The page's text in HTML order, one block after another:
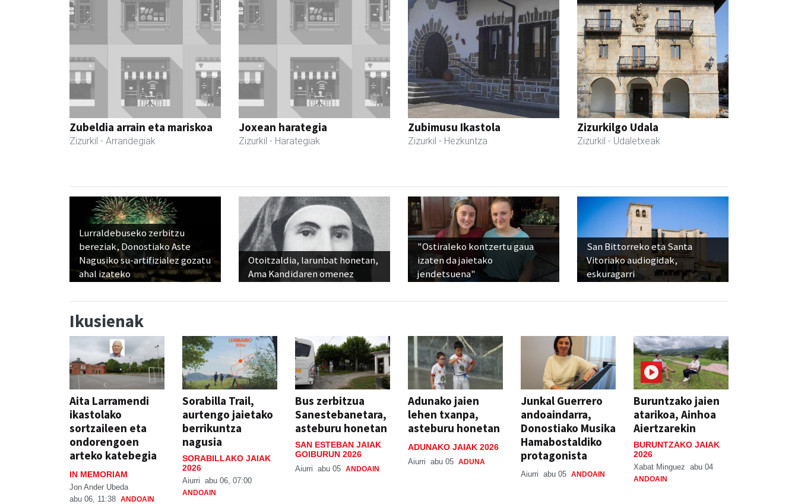
Zubeldia arrain eta mariskoa
Zizurkil - Arrandegiak
Joxean harategia
Zizurkil - Harategiak
Zubimusu Ikastola
Zizurkil - Hezkuntza
Zizurkilgo Udala
Zizurkil - Udaletxeak
Lurraldebuseko zerbitzu
bereziak, Donostiako Aste
Nagusiko su-artifizialez gozatu
ahal izateko
Otoitzaldia, larunbat honetan,
Ama Kandidaren omenez
"Ostiraleko kontzertu gaua
izaten da jaietako
jendetsuena"
San Bittorreko eta Santa
Vitoriako audiogidak,
eskuragarri
Ikusienak
Aita Larramendi
ikastolako
sortzaileen eta
ondorengoen
arteko katebegia
IN MEMORIAM
Jon Ander Ubeda
abu 06, 11:38 ANDOAIN
Sorabilla Trail,
aurtengo jaietako
berrikuntza
nagusia
SORABILLAKO JAIAK
2026
Aiurri abu 06, 07:00
ANDOAIN
Bus zerbitzua
Sanestebanetara,
asteburu honetan
SAN ESTEBAN JAIAK
GOIBURUN 2026
Aiurri abu 05 ANDOAIN
Adunako jaien
lehen txanpa,
asteburu honetan
ADUNAKO JAIAK 2026
Aiurri abu 05 ADUNA
Junkal Guerrero
andoaindarra,
Donostiako Musika
Hamabostaldiko
protagonista
Aiurri abu 05 ANDOAIN
Buruntzako jaien
atarikoa, Ainhoa
Aiertzarekin
BURUNTZAKO JAIAK
2026
Xabat Minguez abu 04
ANDOAIN